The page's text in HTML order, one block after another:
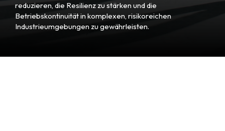
reduzieren, die Resilienz zu stärken und die
Betriebskontinuität in komplexen, risikoreichen
Industrieumgebungen zu gewährleisten.